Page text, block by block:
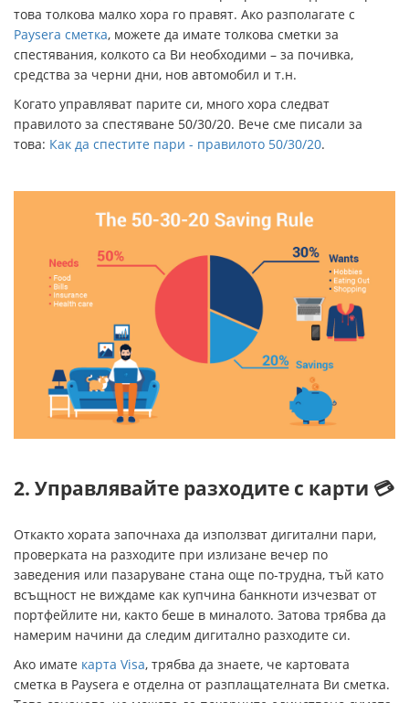
това толкова малко хора го правят. Ако разполагате с
Paysera сметка, можете да имате толкова сметки за
спестявания, колкото са Ви необходими – за почивка,
средства за черни дни, нов автомобил и т.н.
Когато управляват парите си, много хора следват
правилото за спестяване 50/30/20. Вече сме писали за
това: Как да спестите пари - правилото 50/30/20.
2. Управлявайте разходите с карти 💳
Откакто хората започнаха да използват дигитални пари,
проверката на разходите при излизане вечер по
заведения или пазаруване стана още по-трудна, тъй като
всъщност не виждаме как купчина банкноти изчезват от
портфейлите ни, както беше в миналото. Затова трябва да
намерим начини да следим дигитално разходите си.
Ако имате карта Visa, трябва да знаете, че картовата
сметка в Paysera е отделна от разплащателната Ви сметка.